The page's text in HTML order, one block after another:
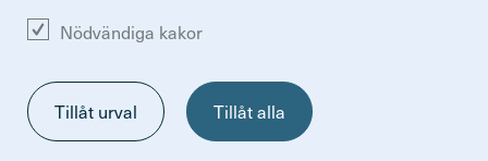
Nödvändiga kakor
Tillåt urval Tillåt alla
Ändra inställningar för kakor
Så hanterar vi personuppgifter